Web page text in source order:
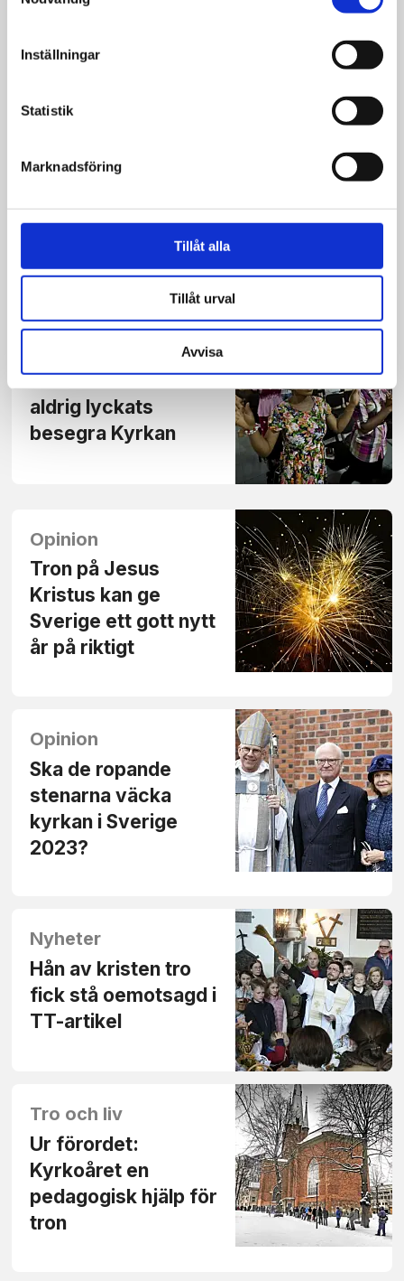
Inställningar
Statistik
Marknadsföring
Tillåt alla
Tillåt urval
Avvisa
Influencer lämnade
Jesusmöte
Kristendomen
avgörande för
Yttre motstånd har
aldrig lyckats
besegra Kyrkan
Opinion
Tron på Jesus
Kristus kan ge
Sverige ett gott nytt
år på riktigt
Opinion
Ska de ropande
stenarna väcka
kyrkan i Sverige
2023?
Nyheter
Hån av kristen tro
fick stå oemotsagd i
TT-artikel
Tro och liv
Ur förordet:
Kyrkoåret en
pedagogisk hjälp för
tron